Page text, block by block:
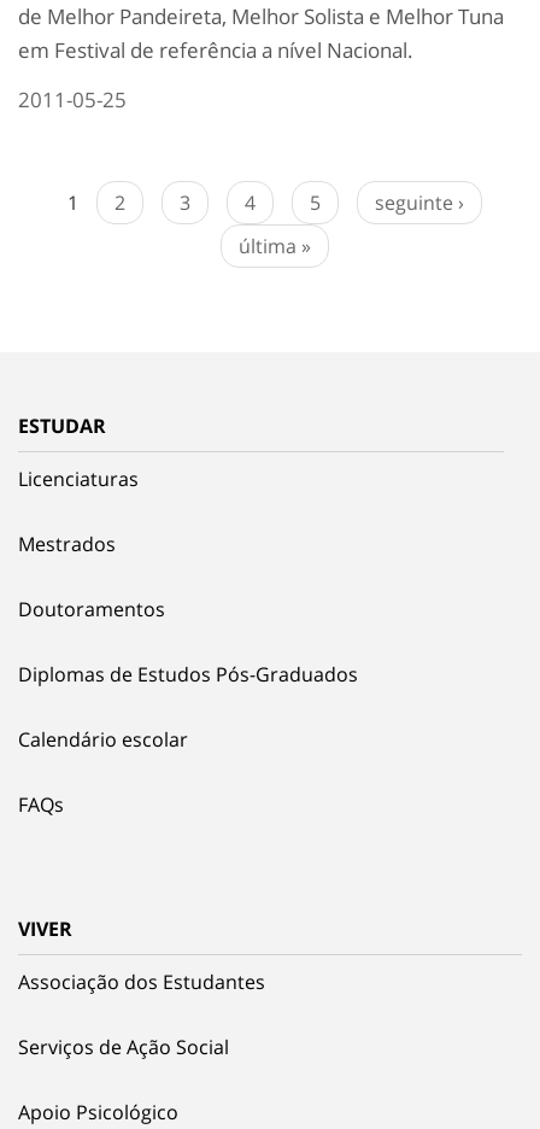
de Melhor Pandeireta, Melhor Solista e Melhor Tuna
em Festival de referência a nível Nacional.
2011-05-25
1 2 3 4 5
seguinte ›
última »
ESTUDAR
Licenciaturas
Mestrados
Doutoramentos
Diplomas de Estudos Pós-Graduados
Calendário escolar
FAQs
VIVER
Associação dos Estudantes
Serviços de Ação Social
Apoio Psicológico